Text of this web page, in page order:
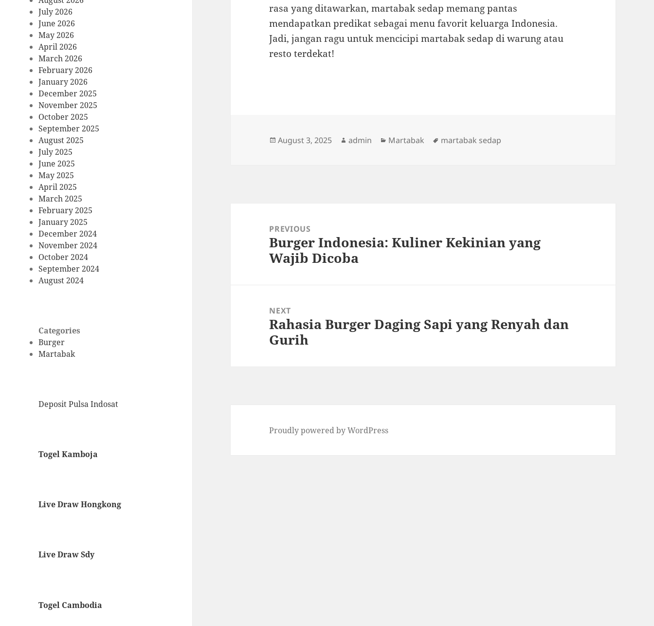
July 2026
June 2026
May 2026
April 2026
March 2026
February 2026
January 2026
December 2025
November 2025
October 2025
September 2025
August 2025
July 2025
June 2025
May 2025
April 2025
March 2025
February 2025
January 2025
December 2024
November 2024
October 2024
September 2024
August 2024
Categories
Burger
Martabak
Deposit Pulsa Indosat
Togel Kamboja
Live Draw Hongkong
Live Draw Sdy
Togel Cambodia
rasa yang ditawarkan, martabak sedap memang pantas
mendapatkan predikat sebagai menu favorit keluarga Indonesia.
Jadi, jangan ragu untuk mencicipi martabak sedap di warung atau
resto terdekat!
Posted
August 3, 2025 Author
admin Categories
Martabak Tags
martabak sedap
navigationPREVIOUS
Previous
post:
Burger Indonesia: Kuliner Kekinian yang
Wajib Dicoba
NEXT
Next
post:
Rahasia Burger Daging Sapi yang Renyah dan
Gurih
Proudly powered by WordPress